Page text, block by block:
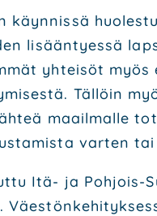
käyn­nis­sä
lisään­tyes­sä
yhtei­söt
Täl­löin
maa­il­mal­le
var­ten
Itä- ja Poh­jois-